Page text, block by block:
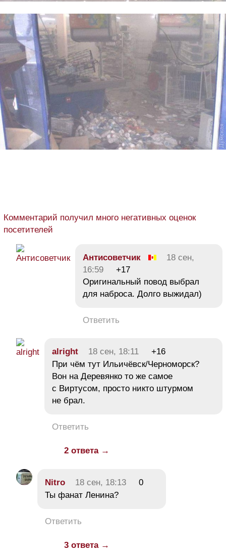
Комментарий получил много негативных оценок
посетителей
Антисоветчик
18 сен,
16:59
+17
Оригинальный повод выбрал
для наброса. Долго выжидал)
Ответить
alright 18 сен, 18:11
+16
При чём тут Ильичёвск/Черноморск?
Вон на Деревянко то же самое
с Виртусом, просто никто штурмом
не брал.
Ответить
2 ответа →
Nitro 18 сен, 18:13
0
Ты фанат Ленина?
Ответить
3 ответа →